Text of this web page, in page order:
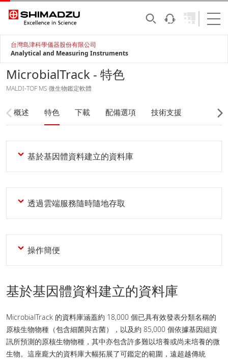
台灣島津科學儀器股份有限公司
Analytical and Measuring Instruments
MicrobialTrack - 特色
MALDI-TOF MS 微生物鑑定軟體
概述 特色 下載 配備選項 技術支援
基於基因體資料建立的資料庫
透過雲端服務隨時隨地存取
操作簡便
基於基因體資料建立的資料庫
MicrobialTrack 的資料庫涵蓋約 18,000 個已具有效發表分類名稱的
原核生物物種（包含細菌與古菌），以及約 85,000 個依據基因組資
訊所預測的原核生物物種，其中亦包含許多難以培養或尚未培養的微
生物。這座龐大的資料庫大幅拓展了可鑑定的範圍，遠超越傳統